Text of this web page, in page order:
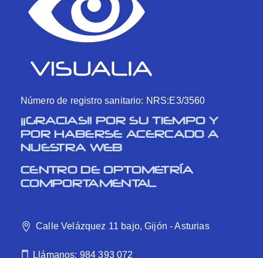
Número de registro sanitario: NRS:E3/3560
¡¡GRACIAS!! POR SU TIEMPO Y
POR HABERSE ACERCADO A
NUESTRA WEB
CENTRO DE OPTOMETRÍA
COMPORTAMENTAL
Calle Velázquez 11 bajo, Gijón - Asturias
Llámanos: 984 393 072